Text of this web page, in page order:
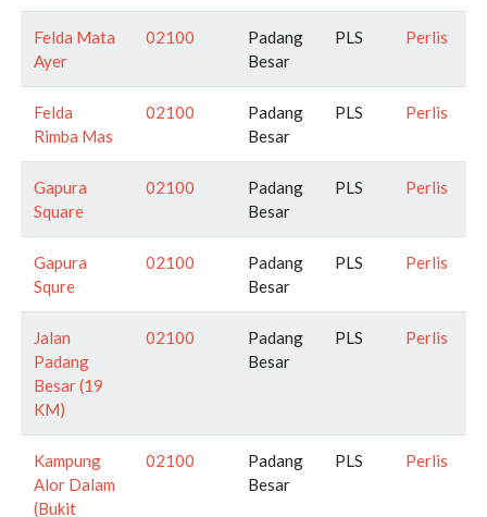
Felda Mata
Ayer
02100
Padang
Besar
PLS Perlis
Felda
Rimba Mas
02100
Padang
Besar
PLS Perlis
Gapura
Square
02100
Padang
Besar
PLS Perlis
Gapura
Squre
02100
Padang
Besar
PLS Perlis
Jalan
Padang
Besar (19
KM)
02100
Padang
Besar
PLS Perlis
Kampung
Alor Dalam
(Bukit
02100
Padang
Besar
PLS Perlis